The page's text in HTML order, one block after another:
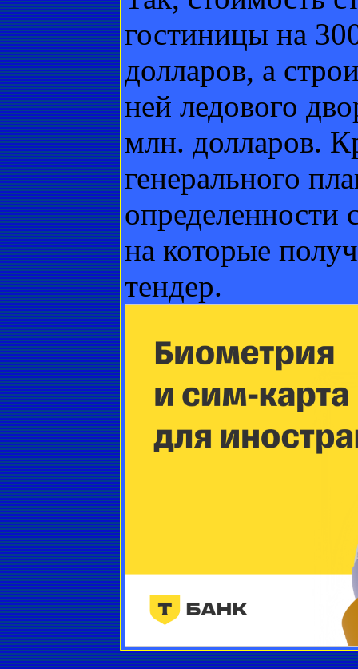
гостиницы на
долларов, а
ней ледового
млн. долларов.
генерального
определенности
на которые
тендер.